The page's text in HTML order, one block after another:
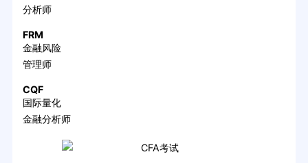
分析师
FRM
金融风险
管理师
CQF
国际量化
金融分析师